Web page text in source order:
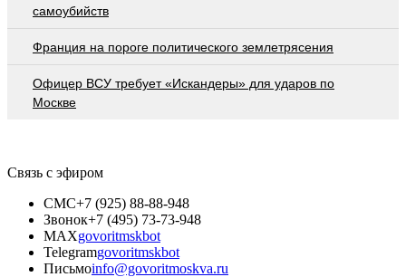
самоубийств
Франция на пороге политического землетрясения
Офицер ВСУ требует «Искандеры» для ударов по
Москве
Связь с эфиром
СМС+7 (925) 88-88-948
Звонок+7 (495) 73-73-948
MAXgovoritmskbot
Telegramgovoritmskbot
Письмоinfo@govoritmoskva.ru